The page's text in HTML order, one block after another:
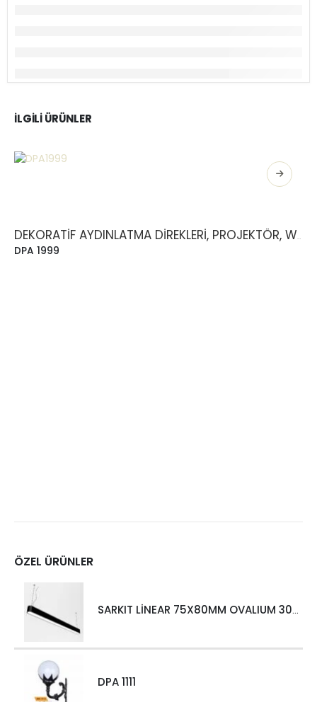
İLGILI ÜRÜNLER
DPA 1999
ÖZEL ÜRÜNLER
SARKIT LİNEAR 75X80MM OVALIUM 30W 4000 LM MT
DPA 1111